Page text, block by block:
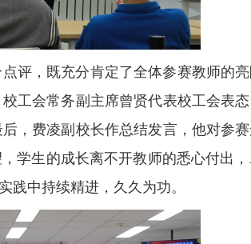
评，既充分肯定了全体参赛教师的
工会常务副主席曾贤代表校工会表
，费凌副校长作总结发言，他对参
学生的成长离不开教师的悉心付出
践中持续精进，久久为功。